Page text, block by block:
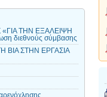
ΤΗΝ ΕΞΑΛΕΙΨΗ
διεθνούς σύμβασης
ΒΙΑ ΣΤΗΝ ΕΡΓΑΣΙΑ